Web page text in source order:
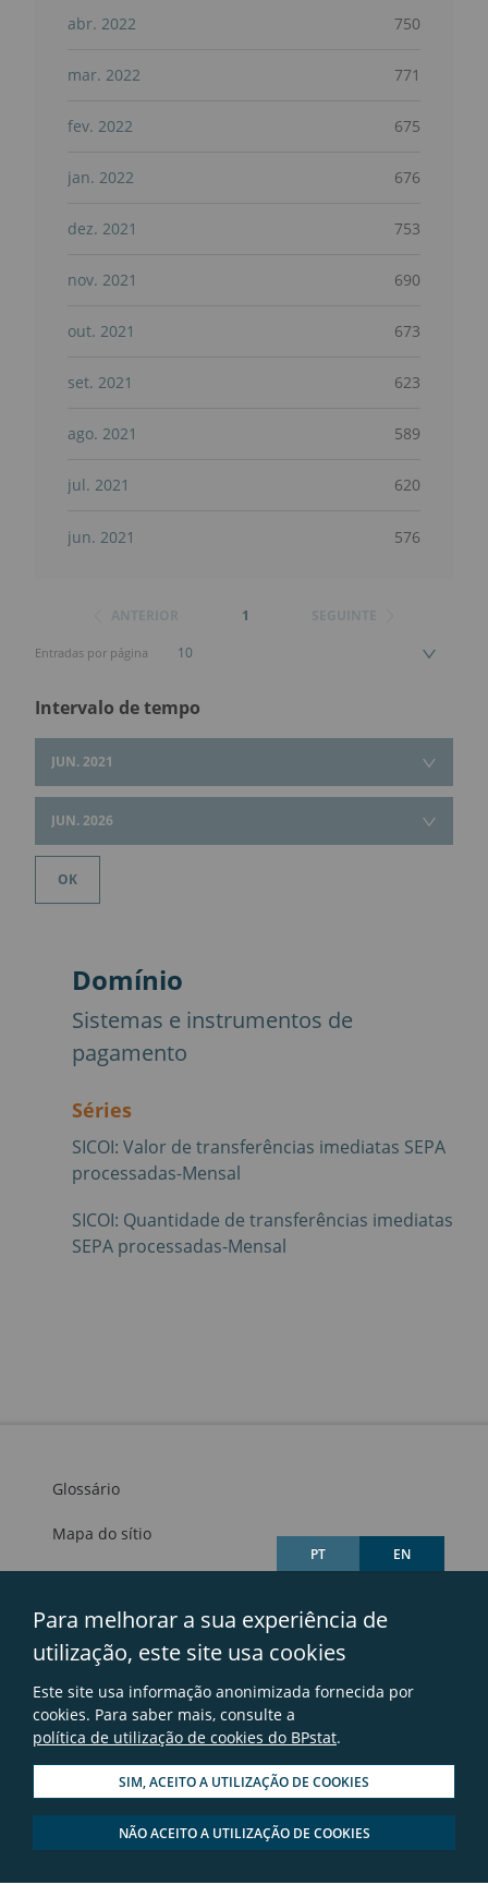
PT EN
Para melhorar a sua experiência de
utilização, este site usa cookies
Este site usa informação anonimizada fornecida por
cookies. Para saber mais, consulte a
política de utilização de cookies do BPstat.
SIM, ACEITO A UTILIZAÇÃO DE COOKIES
NÃO ACEITO A UTILIZAÇÃO DE COOKIES
abr. 2022 750
mar. 2022 771
fev. 2022 675
jan. 2022 676
dez. 2021 753
nov. 2021 690
out. 2021 673
set. 2021 623
ago. 2021 589
jul. 2021 620
jun. 2021 576
1
Entradas por página 10
Intervalo de tempo
JUN. 2021
JUN. 2026
OK
Domínio
Sistemas e instrumentos de
pagamento
Séries
SICOI: Valor de transferências imediatas SEPA
processadas-Mensal
SICOI: Quantidade de transferências imediatas
SEPA processadas-Mensal
Glossário
Mapa do sítio
Links úteis
Avisos legais
Contactos
Perguntas frequentes
© 2026 - Banco de Portugal